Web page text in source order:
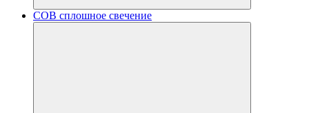
COB сплошное свечение